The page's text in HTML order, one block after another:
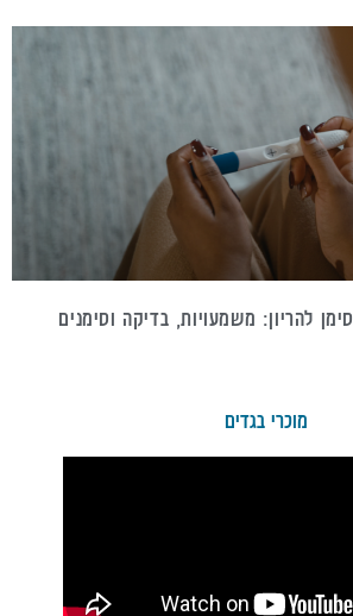
להריון: משמעויות, בדיקה וסימנים
מוכרי בגדים